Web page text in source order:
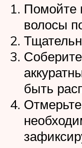
Помойте
волосы
быть